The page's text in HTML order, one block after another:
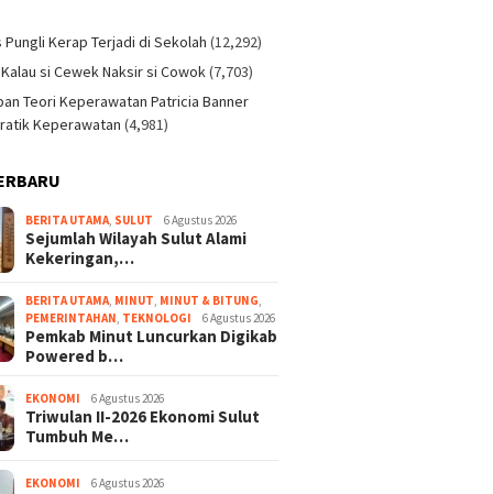
di Ratatotok
Sajam, Polisi
Korban
Pakai Parang, Pelaku
Diduga Anak Sendiri
Pungli Kerap Terjadi di Sekolah (12,292)
Kalau si Cewek Naksir si Cowok(7,703)
Teori Keperawatan Patricia Banner
Keperawatan (4,981)
BERITA UTAMA, SULUT 6 Agustus 2026
Sejumlah Wilayah Sulut Alami
Kekeringan,…
BERITA UTAMA, MINUT, MINUT & BITUNG,
PEMERINTAHAN, TEKNOLOGI 6 Agustus 2026
Pemkab Minut Luncurkan Digikab
Powered b…
EKONOMI 6 Agustus 2026
Triwulan II-2026 Ekonomi Sulut
Tumbuh Me…
EKONOMI 6 Agustus 2026